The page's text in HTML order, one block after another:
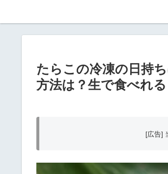
たらこの冷凍の日持
方法は？生で食べれる
[広告]